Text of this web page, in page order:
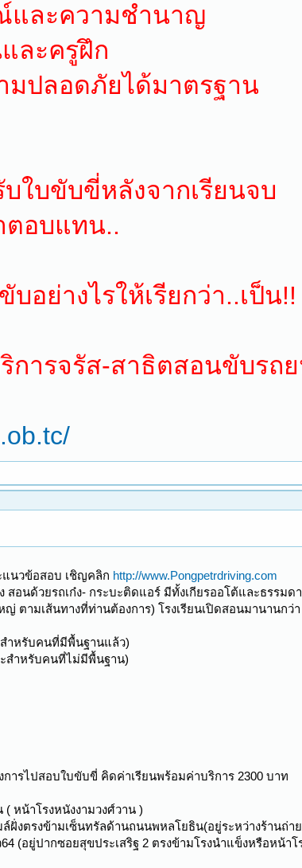
และความชำนาญ
ละครูฝึก
มปลอดภัยได้มาตรฐาน
ใบขับขี่หลังจากเรียนจบ
ตอบแทน..
อย่างไรให้เรียกว่า..เป็น!!
ารจรัส-สาธิตสอนขับรถ
แนวข้อสอบ เชิญคลิก http://www.Pongpetrdriving.com
อนด้วยรถเก๋ง- กระบะติดแอร์ มีทั้งเกียรออโต้และธรรม
ตามเส้นทางที่ท่านต้องการ) โรงเรียนเปิดสอนมานานกว่า
สำหรับคนที่มีพื้นฐานแล้ว)
ะสำหรับคนที่ไม่มีพื้นฐาน)
ารไปสอบใบขับขี่ คิดค่าเรียนพร้อมค่าบริการ 2300 บาท
หน้าโรงหนังงามวงศ์วาน )
ฝั่งตรงข้ามเซ็นทรัลด้านถนนพหลโยธิน(อยู่ระหว่างร้านถ่
(อยู่ปากซอยสุขประเสริฐ 2 ตรงข้ามโรงนำแข็งหรือหน้าโ